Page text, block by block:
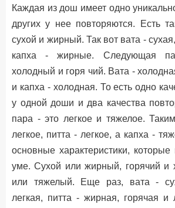
Каждая из дош имеет одно
других у нее повторяются. Есть
сухой и жирный. Так вот вата - сухая,
капха - жирные. Следующая
холодный и горя чий. Вата -
и капха - холодная. То есть одно
у одной доши и два качества
пара - это легкое и тяжелое.
легкое, питта - легкое, а капха -
основные характеристики,
уме. Сухой или жирный, горячий и
или тяжелый. Еще раз, вата -
легкая, питта - жирная, горячая и